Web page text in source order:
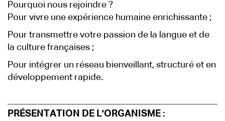
Pourquoi nous rejoindre ?
Pour vivre une expérience humaine enrichissante ;
Pour transmettre votre passion de la langue et de
la culture françaises ;
Pour intégrer un réseau bienveillant, structuré et en
développement rapide.
PRÉSENTATION DE L'ORGANISME :